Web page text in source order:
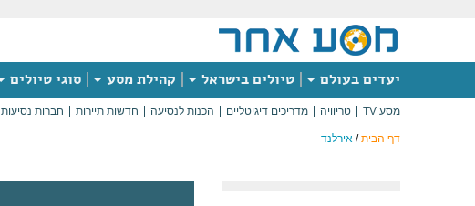
יעדים בעולם טיולים בישראל קהילת מסע סוגי טיולים
מסע TV טריוויה מדריכים דיגיטליים הכנות לנסיעה חדשות תיירות חברות נסיעות
דף הבית/ אירלנד